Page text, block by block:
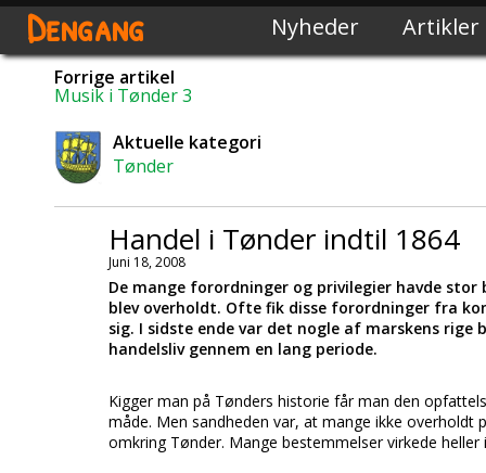
Dengang Nyheder Artikler
Forrige artikel
Musik i Tønder 3
Aktuelle kategori
Tønder
Handel i Tønder indtil 1864
Juni 18, 2008
De mange forordninger og privilegier havde
blev overholdt. Ofte fik disse forordninger fra
sig. I sidste ende var det nogle af marskens
handelsliv gennem en lang periode.
Kigger man på Tønders historie får man den
måde. Men sandheden var, at mange ikke overholdt
omkring Tønder. Mange bestemmelser virkede